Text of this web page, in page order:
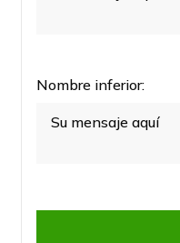
Nombre inferior: